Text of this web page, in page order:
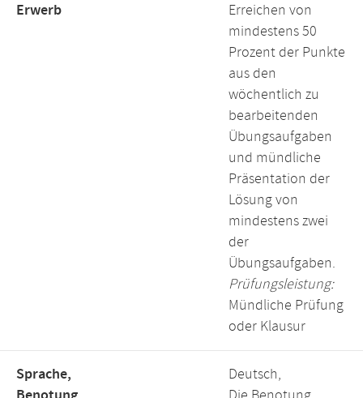
Erwerb
Erreichen von
mindestens 50
Prozent der Punkte
aus den
wöchentlich zu
bearbeitenden
Übungsaufgaben
und mündliche
Präsentation der
Lösung von
mindestens zwei
der
Übungsaufgaben.
Prüfungsleistung:
Mündliche Prüfung
oder Klausur
Sprache,
Deutsch,